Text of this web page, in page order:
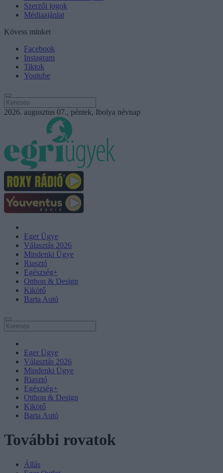
Szerzői jogok
Médiaajánlat
Kövess minket
Facebook
Instagram
Tiktok
Youtube
2026. augusztus 07., péntek, Ibolya névnap
Eger Ügye
Választás 2026
Mindenki Ügye
Riasztó
Egészség+
Otthon & Design
Kikötő
Barta Autó
Eger Ügye
Választás 2026
Mindenki Ügye
Riasztó
Egészség+
Otthon & Design
Kikötő
Barta Autó
További rovatok
Állás